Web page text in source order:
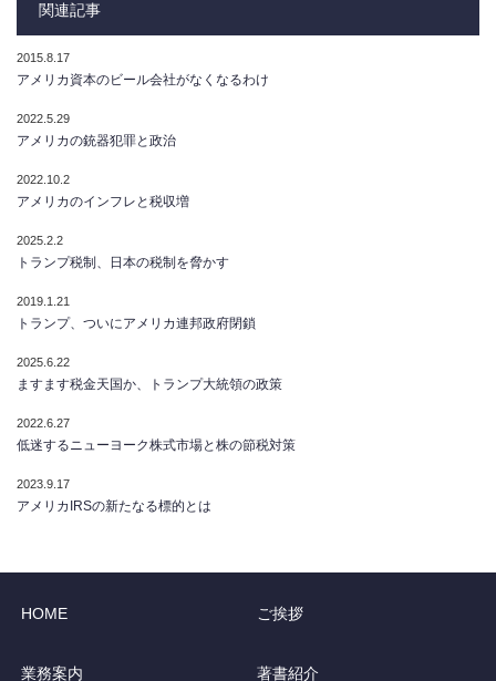
関連記事
2015.8.17
アメリカ資本のビール会社がなくなるわけ
2022.5.29
アメリカの銃器犯罪と政治
2022.10.2
アメリカのインフレと税収増
2025.2.2
トランプ税制、日本の税制を脅かす
2019.1.21
トランプ、ついにアメリカ連邦政府閉鎖
2025.6.22
ますます税金天国か、トランプ大統領の政策
2022.6.27
低迷するニューヨーク株式市場と株の節税対策
2023.9.17
アメリカIRSの新たなる標的とは
HOME ご挨拶
業務案内 著書紹介